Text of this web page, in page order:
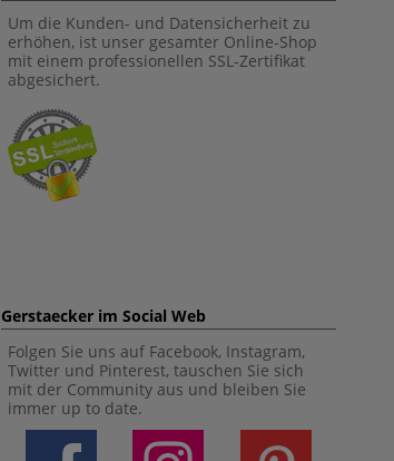
Um die Kunden- und Datensicherheit zu
erhöhen, ist unser gesamter Online-Shop
mit einem professionellen SSL-Zertifikat
abgesichert.
Gerstaecker im Social Web
Folgen Sie uns auf Facebook, Instagram,
Twitter und Pinterest, tauschen Sie sich
mit der Community aus und bleiben Sie
immer up to date.